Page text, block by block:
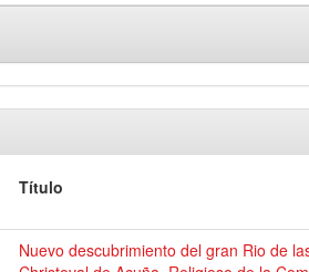
Título
Nuevo descubrimiento del gran Rio de